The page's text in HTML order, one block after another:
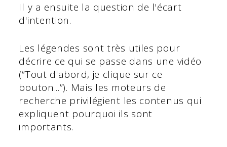
Il y a ensuite la question de l'écart
d'intention.
Les légendes sont très utiles pour
décrire ce qui se passe dans une vidéo
(“Tout d'abord, je clique sur ce
bouton...”). Mais les moteurs de
recherche privilégient les contenus qui
expliquent pourquoi ils sont
importants.